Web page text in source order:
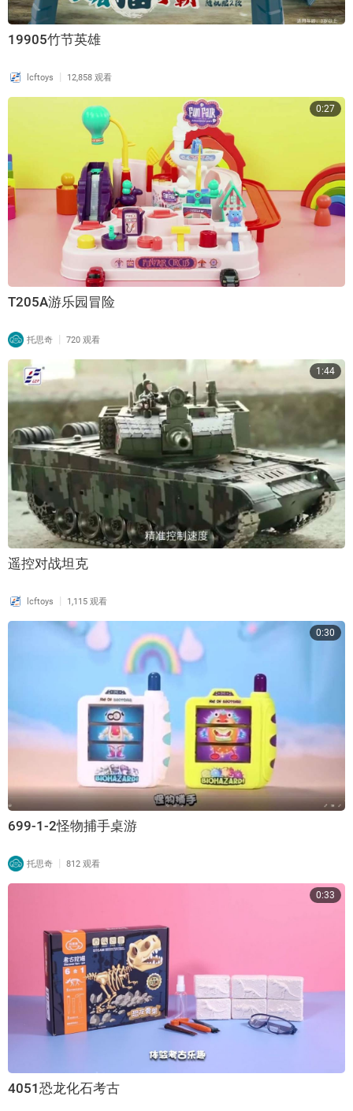
19905竹节英雄
lcftoys | 12,858 观看
0:27
T205A游乐园冒险
托思奇 | 720 观看
1:44
遥控对战坦克
lcftoys | 1,115 观看
0:30
699-1-2怪物捕手桌游
托思奇 | 812 观看
0:33
4051恐龙化石考古